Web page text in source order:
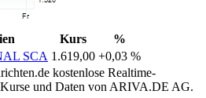
Kurs
%
SCA 1.619,00 +0,03 %
kostenlose Realtime-
und Daten von ARIVA.DE AG.